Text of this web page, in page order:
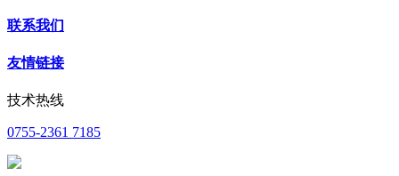
联系我们
友情链接
技术热线
0755-2361 7185